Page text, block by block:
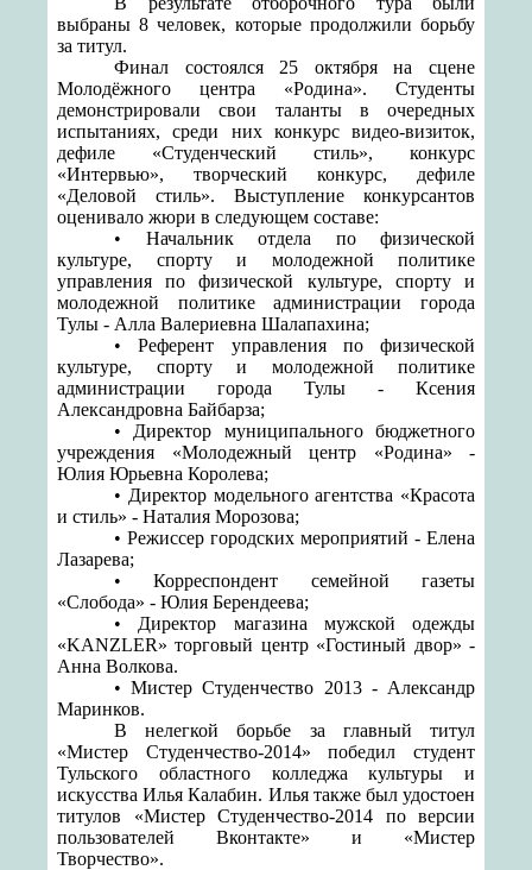
выбраны 8 человек, которые продолжили борьбу
за титул.
Финал состоялся 25 октября на сцене
Молодёжного центра «Родина». Студенты
демонстрировали свои таланты в очередных
испытаниях, среди них конкурс видео-визиток,
дефиле «Студенческий стиль», конкурс
«Интервью», творческий конкурс, дефиле
«Деловой стиль». Выступление конкурсантов
оценивало жюри в следующем составе:
• Начальник отдела по физической
культуре, спорту и молодежной политике
управления по физической культуре, спорту и
молодежной политике администрации города
Тулы - Алла Валериевна Шалапахина;
• Референт управления по физической
культуре, спорту и молодежной политике
администрации города Тулы - Ксения
Александровна Байбарза;
• Директор муниципального бюджетного
учреждения «Молодежный центр «Родина» -
Юлия Юрьевна Королева;
• Директор модельного агентства «Красота
и стиль» - Наталия Морозова;
• Режиссер городских мероприятий - Елена
Лазарева;
• Корреспондент семейной газеты
«Слобода» - Юлия Берендеева;
• Директор магазина мужской одежды
«KANZLER» торговый центр «Гостиный двор» -
Анна Волкова.
• Мистер Студенчество 2013 - Александр
Маринков.
В нелегкой борьбе за главный титул
«Мистер Студенчество-2014» победил студент
Тульского областного колледжа культуры и
искусства Илья Калабин. Илья также был удостоен
титулов «Мистер Студенчество-2014 по версии
пользователей Вконтакте» и «Мистер
Творчество».